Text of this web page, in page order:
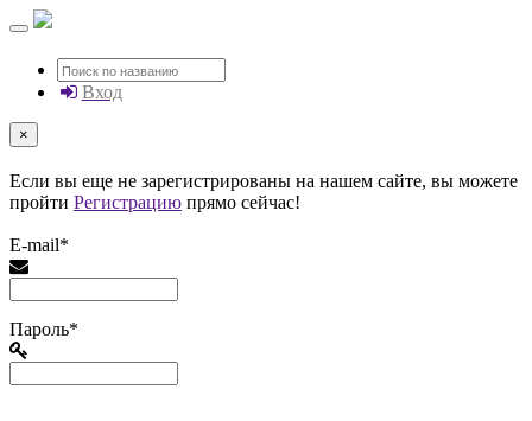
Вход
×
Если вы еще не зарегистрированы на нашем сайте, вы можете
пройти Регистрацию прямо сейчас!
E-mail*
Пароль*